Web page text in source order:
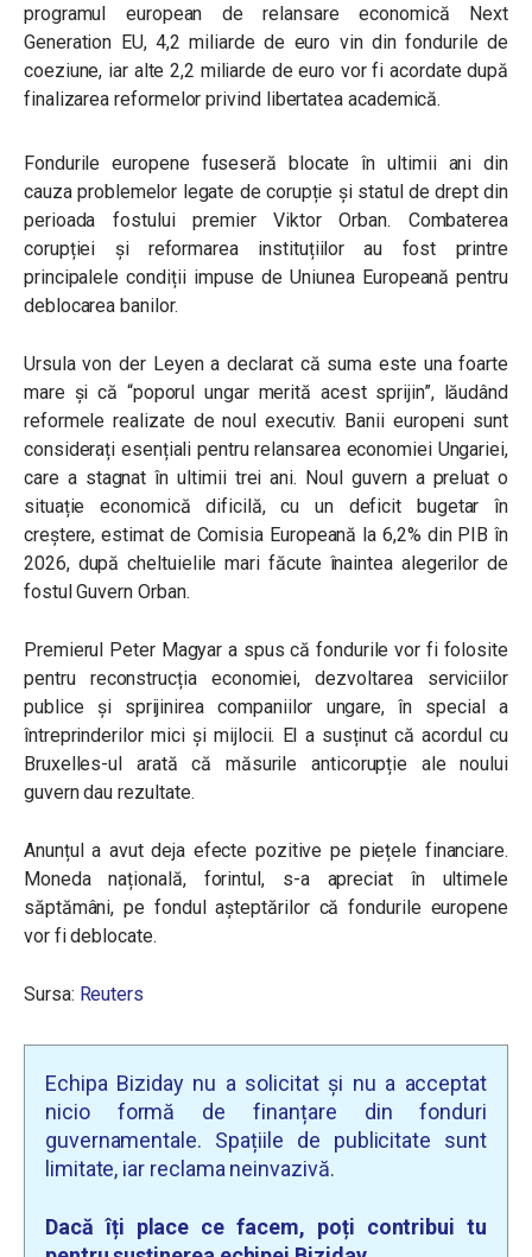
programul european de relansare economică Next
Generation EU, 4,2 miliarde de euro vin din fondurile de
coeziune, iar alte 2,2 miliarde de euro vor fi acordate după
finalizarea reformelor privind libertatea academică.
Fondurile europene fuseseră blocate în ultimii ani din
cauza problemelor legate de corupție și statul de drept din
perioada fostului premier Viktor Orban. Combaterea
corupției și reformarea instituțiilor au fost printre
principalele condiții impuse de Uniunea Europeană pentru
deblocarea banilor.
Ursula von der Leyen a declarat că suma este una foarte
mare și că “poporul ungar merită acest sprijin”, lăudând
reformele realizate de noul executiv. Banii europeni sunt
considerați esențiali pentru relansarea economiei Ungariei,
care a stagnat în ultimii trei ani. Noul guvern a preluat o
situație economică dificilă, cu un deficit bugetar în
creștere, estimat de Comisia Europeană la 6,2% din PIB în
2026, după cheltuielile mari făcute înaintea alegerilor de
fostul Guvern Orban.
Premierul Peter Magyar a spus că fondurile vor fi folosite
pentru reconstrucția economiei, dezvoltarea serviciilor
publice și sprijinirea companiilor ungare, în special a
întreprinderilor mici și mijlocii. El a susținut că acordul cu
Bruxelles-ul arată că măsurile anticorupție ale noului
guvern dau rezultate.
Anunțul a avut deja efecte pozitive pe piețele financiare.
Moneda națională, forintul, s-a apreciat în ultimele
săptămâni, pe fondul așteptărilor că fondurile europene
vor fi deblocate.
Sursa: Reuters
Echipa Biziday nu a solicitat și nu a acceptat
nicio formă de finanțare din fonduri
guvernamentale. Spațiile de publicitate sunt
limitate, iar reclama neinvazivă.
Dacă îți place ce facem, poți contribui tu